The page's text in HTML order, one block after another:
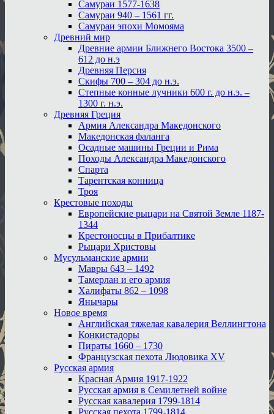
Самураи 1577-1638
Самураи 940 – 1561 гг.
Самураи эпохи Момояма
Древний мир
Древние армии Ближнего Востока 3500 –
612 до н.э
Древняя Персия
Скифы 700 – 304 до н.э.
Степные конные лучники 600 г. до н.э. –
1300 г. н.э.
Древняя Греция
Армия Александра Македонского
Македонская фаланга
Осадные машины Греции и Рима
Походы Александра Македонского
Спарта
Тарентская конница
Троя
Крестовые походы
Европейские рыцари на Святой Земле 1187-
1344
Крестоносцы в Прибалтике
Рыцари Христовы
Мусульманские армии
Мавры 643 – 1492
Тамерлан и его армия
Халифаты 862 – 1098
Янычары
Новое время
Английская тяжелая кавалерия Веллингтона
Конкистадоры
Пираты 1660 – 1730
Французская пехота Людовика XV
Русская армия
Красная Армия 1917-1922
Русская армия в Семилетней войне
Русская кавалерия 1799-1814
Русская пехота 1799-1814